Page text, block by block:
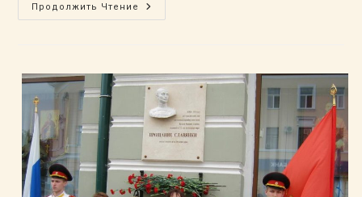
Продолжить Чтение
Продолжается
Работа